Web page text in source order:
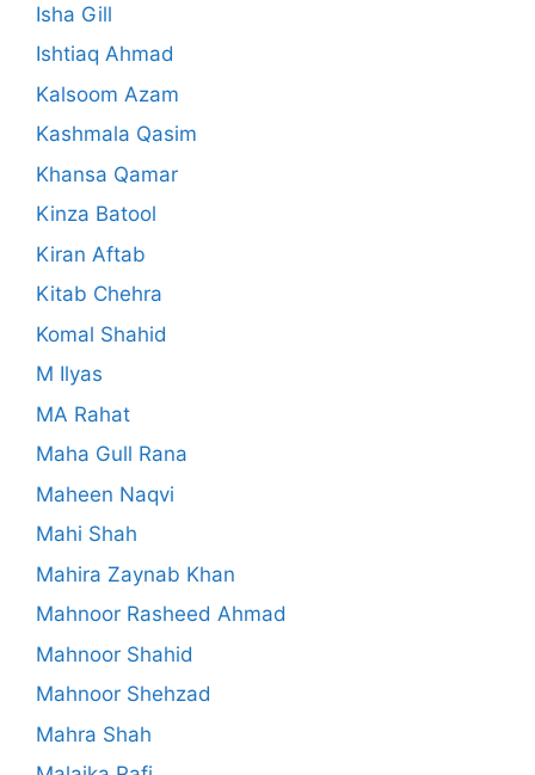
Isha Gill
Ishtiaq Ahmad
Kalsoom Azam
Kashmala Qasim
Khansa Qamar
Kinza Batool
Kiran Aftab
Kitab Chehra
Komal Shahid
M Ilyas
MA Rahat
Maha Gull Rana
Maheen Naqvi
Mahi Shah
Mahira Zaynab Khan
Mahnoor Rasheed Ahmad
Mahnoor Shahid
Mahnoor Shehzad
Mahra Shah